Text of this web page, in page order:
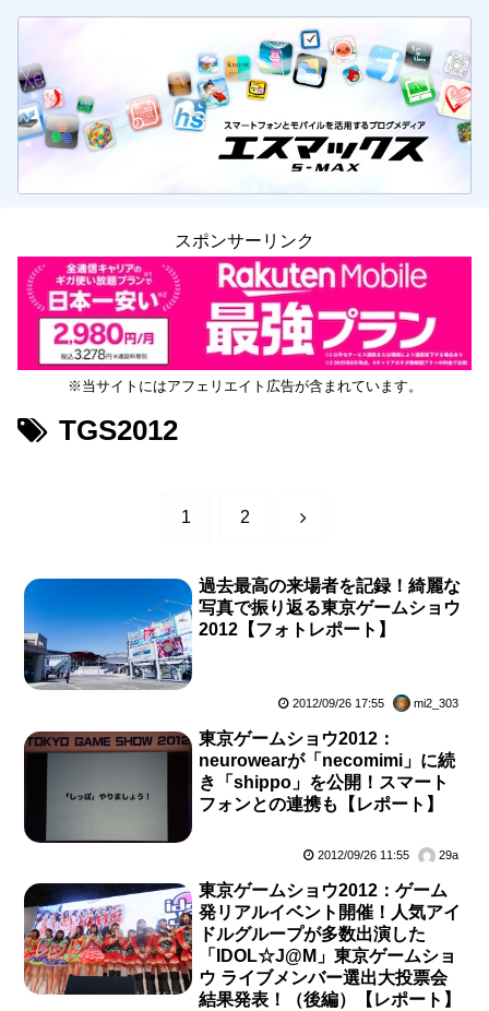
スポンサーリンク
※当サイトにはアフェリエイト広告が含まれています。
TGS2012
1 2 次
過去最高の来場者を記録！綺麗な
写真で振り返る東京ゲームショウ
2012【フォトレポート】
2012/09/26 17:55 mi2_303
東京ゲームショウ2012：
neurowearが「necomimi」に続
き「shippo」を公開！スマート
フォンとの連携も【レポート】
2012/09/26 11:55 29a
東京ゲームショウ2012：ゲーム
発リアルイベント開催！人気アイ
ドルグループが多数出演した
「IDOL☆J@M」東京ゲームショ
ウ ライブメンバー選出大投票会
結果発表！（後編）【レポート】